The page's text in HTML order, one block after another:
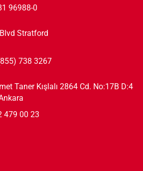
96988-0
Stratford
738 3267
Taner Kışlalı 2864 Cd. No:17B D:4
479 00 23